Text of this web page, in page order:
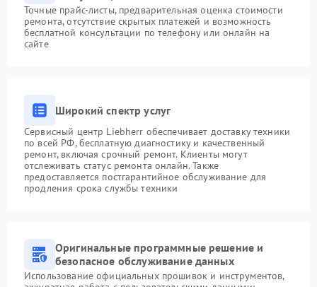
Точные прайс-листы, предварительная оценка стоимости
ремонта, отсутствие скрытых платежей и возможность
бесплатной консультации по телефону или онлайн на
сайте
Широкий спектр услуг
Сервисный центр Liebherr обеспечивает доставку техники
по всей РФ, бесплатную диагностику и качественный
ремонт, включая срочный ремонт. Клиенты могут
отслеживать статус ремонта онлайн. Также
предоставляется постгарантийное обслуживание для
продления срока службы техники
Оригинальные программные решение и
безопасное обслуживание данных
Использование официальных прошивок и инструментов,